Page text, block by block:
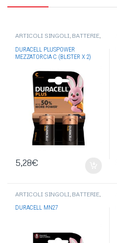
ARTICOLI SINGOLI, BATTERIE,
DURACELL PLUSPOWER
MEZZATORCIA C (BLISTER X 2)
5,28€
ARTICOLI SINGOLI BATTERIE
DURACELL MN27